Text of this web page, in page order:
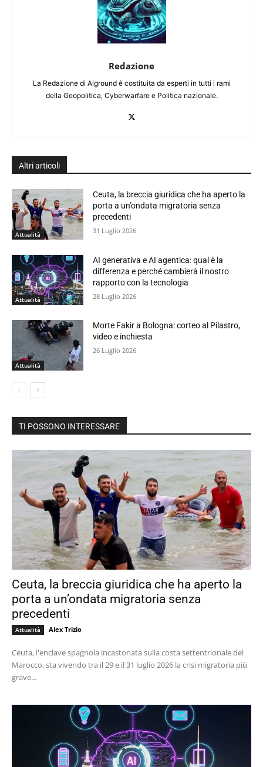
Redazione
La Redazione di Alground è costituita da esperti in tutti i rami
della Geopolitica, Cyberwarfare e Politica nazionale.
Altri articoli
Attualità
Ceuta, la breccia giuridica che ha aperto la
porta a un’ondata migratoria senza
precedenti
31 Luglio 2026
Attualità
AI generativa e AI agentica: qual è la
differenza e perché cambierà il nostro
rapporto con la tecnologia
28 Luglio 2026
Attualità
Morte Fakir a Bologna: corteo al Pilastro,
video e inchiesta
26 Luglio 2026
TI POSSONO INTERESSARE
Ceuta, la breccia giuridica che ha aperto la
porta a un’ondata migratoria senza
precedenti
Attualità Alex Trizio
Ceuta, l'enclave spagnola incastonata sulla costa settentrionale del
Marocco, sta vivendo tra il 29 e il 31 luglio 2026 la crisi migratoria più
grave...